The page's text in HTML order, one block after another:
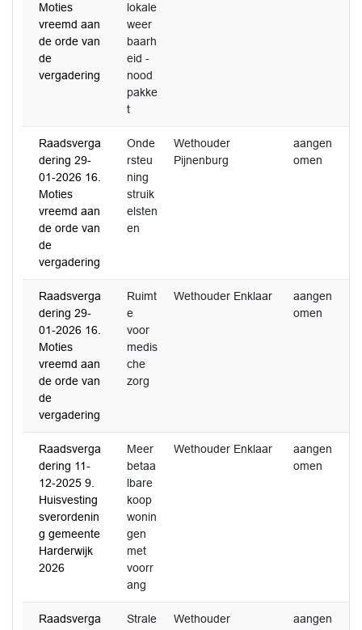
Moties
vreemd aan
de orde van
de
vergadering
lokale
weer
baarh
eid -
nood
pakke
t
Raadsverga
dering 29-
01-2026 16.
Moties
vreemd aan
de orde van
de
vergadering
Onde
rsteu
ning
struik
elsten
en
Wethouder
Pijnenburg
aangen
omen
Raadsverga
dering 29-
01-2026 16.
Moties
vreemd aan
de orde van
de
vergadering
Ruimt
e
voor
medis
che
zorg
Wethouder Enklaar
aangen
omen
Raadsverga
dering 11-
12-2025 9.
Huisvesting
sverordenin
g gemeente
Harderwijk
2026
Meer
betaa
lbare
koop
wonin
gen
met
voorr
ang
Wethouder Enklaar
aangen
omen
Raadsverga
Strale
Wethouder
aangen